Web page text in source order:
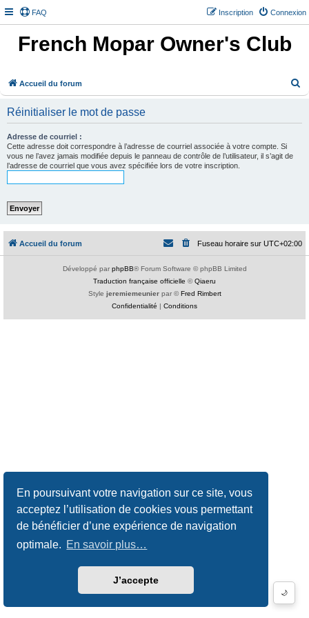
En poursuivant votre navigation sur ce site, vous
acceptez l’utilisation de cookies vous permettant
de bénéficier d’une expérience de navigation
optimale. En savoir plus…
J’accepte
FAQ Connexion
Inscription
French Mopar Owner's Club
Accueil du forum
r
🌙
Réinitialiser le mot de passe
Adresse de courriel :
Cette adresse doit correspondre à l’adresse de courriel associée à votre compte. Si
vous ne l’avez jamais modifiée depuis le panneau de contrôle de l’utilisateur, il s’agit de
l’adresse de courriel que vous avez spécifiée lors de votre inscription.
Accueil du forum Fuseau horaire sur UTC+02:00
Développé par phpBB® Forum Software © phpBB Limited
Traduction française officielle ©Qiaeru
Style jeremiemeunierpar ©Fred Rimbert
Confidentialité | Conditions